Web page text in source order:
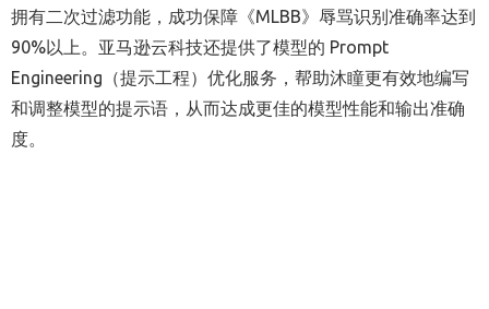
拥有二次过滤功能，成功保障《MLBB》辱骂识别准确率达到
90%以上。亚马逊云科技还提供了模型的 Prompt
Engineering（提示工程）优化服务，帮助沐瞳更有效地编写
和调整模型的提示语，从而达成更佳的模型性能和输出准确
度。